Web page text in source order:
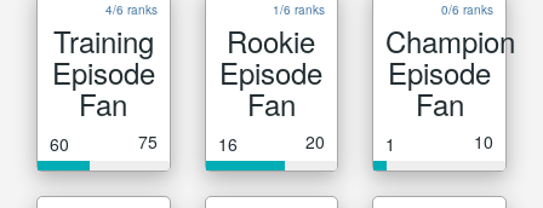
4/6 ranks
Training
Episode
Fan
60 75
1/6 ranks
Rookie
Episode
Fan
16 20
0/6 ranks
Champion
Episode
Fan
1 10